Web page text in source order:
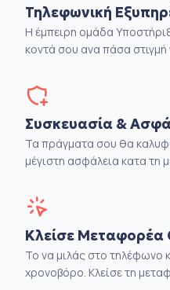
Τηλεφωνική
Η έμπειρη ομάδα
κοντά σου ανα πάσα στιγμή
Συσκευασία &
Τα πράγματα σου θα
μέγιστη ασφάλεια κατα τη
Κλείσε Μεταφορέα
Το να μιλάς στο τηλέφωνο
χρονοβόρο. Κλείσε τη